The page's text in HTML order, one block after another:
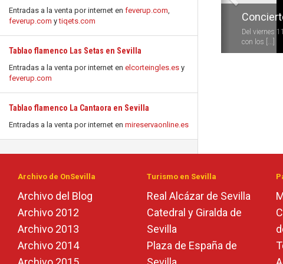
Entradas a la venta por internet en feverup.com,
feverup.com ytiqets.com
Tablao flamenco Las Setas en Sevilla
Entradas a la venta por internet en elcorteingles.es y
feverup.com
Tablao flamenco La Cantaora en Sevilla
Entradas a la venta por internet en mireservaonline.es
Del viernes
con los [...]
Archivo de OnSevilla
Archivo del Blog
Archivo 2012
Archivo 2013
Archivo 2014
Turismo en Sevilla
Real Alcázar de Sevilla
Catedral y Giralda de
Sevilla
Plaza de España de